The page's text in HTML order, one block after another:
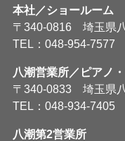
本社／ショールーム
〒340-0816 埼玉県
TEL：048-954-7577
八潮営業所／ピアノ
〒340-0833 埼玉県
TEL：048-934-7405
八潮第2営業所